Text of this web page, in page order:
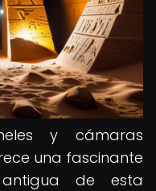
y cámaras
una fascinante
de esta